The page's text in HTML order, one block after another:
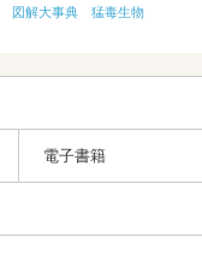
図解大事典 猛毒生物
電子書籍